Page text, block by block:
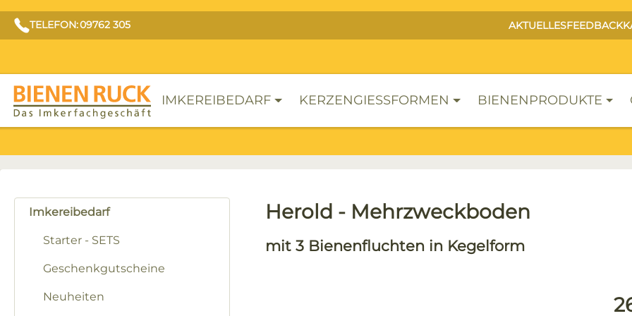
TELEFON: 09762 305 AKTUELLESFEEDBACK
IMKEREIBEDARF KERZENGIESSFORMEN BIENENPRODUKTE
Imkereibedarf
Starter - SETS
Geschenkgutscheine
Neuheiten
Herold - Mehrzweckboden
mit 3 Bienenfluchten in Kegelform